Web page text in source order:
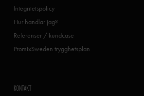
Integritetspolicy
Hur handlar jag?
Referenser / kundcase
PromixSweden trygghetsplan
KONTAKT